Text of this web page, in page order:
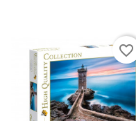
favorite_border